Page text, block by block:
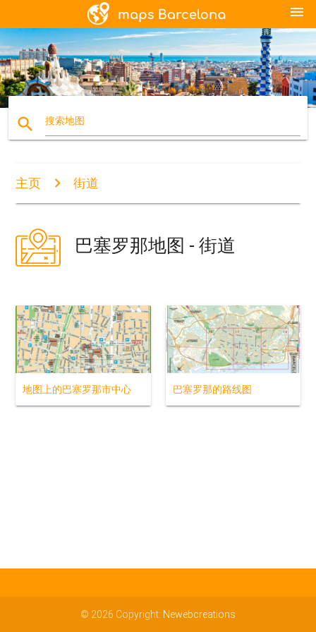
menu
search 搜索地图
主页 街道
巴塞罗那地图 - 街道
地图上的巴塞罗那市中心 巴塞罗那的路线图
© 2026 Copyright: Newebcreations